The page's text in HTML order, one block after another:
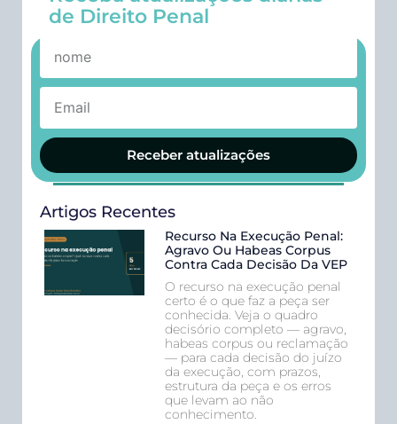
de Direito Penal
Receber atualizações
Artigos Recentes
Recurso Na Execução Penal:
Agravo Ou Habeas Corpus
Contra Cada Decisão Da VEP
O recurso na execução penal
certo é o que faz a peça ser
conhecida. Veja o quadro
decisório completo — agravo,
habeas corpus ou reclamação
— para cada decisão do juízo
da execução, com prazos,
estrutura da peça e os erros
que levam ao não
conhecimento.